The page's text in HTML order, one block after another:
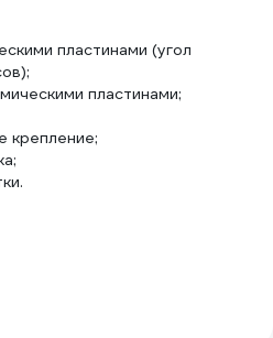
пластинами (угол
пластинами;
крепление;